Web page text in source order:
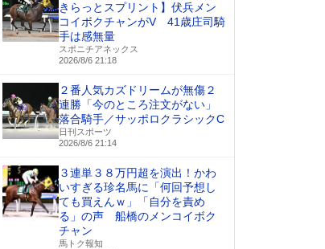
きらっとスプリント】伏兵メン
コイボクチャンがV 41歳庄司騎
手は感無量
スポニチアネックス
2026/8/6 21:18
２番人気カズドリームが無傷２
連勝「今のところ注文がない」
落合騎手／サッポロクラシックC
日刊スポーツ
2026/8/6 21:14
３連単３８万円超を演出！かわ
いすぎる珍名馬に「何回予想し
ても買えんｗ」「自分を責め
る」の声 船橋のメンコイボク
チャン
馬トク報知